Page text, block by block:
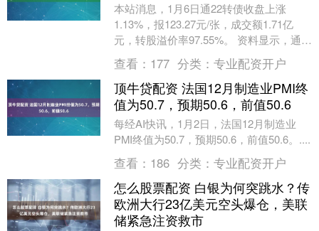
本站消息，1月6日通22转债收盘上涨
1.13%，报123.27元/张，成交额1.71亿
元，转股溢价率97.55%。 资料显示，通
22转债信用级别为“AAA”，债....
查看： 177 分类： 专业配资开户
顶牛贷配资 法国12月制造业PMI终
值为50.7，预期50.6，前值50.6
每经AI快讯，1月2日，法国12月制造业
PMI终值为50.7，预期50.6，前值50.6。....
查看： 186 分类： 专业配资开户
怎么股票配资 白银为何突跳水？传
欧洲大行23亿美元空头爆仓，美联
储紧急注资救市